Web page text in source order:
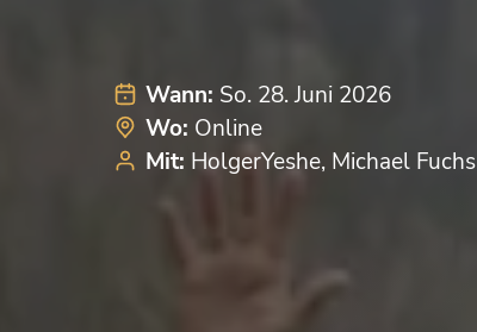
Wann: So. 28. Juni 2026
Wo: Online
Mit: HolgerYeshe Michael Fuchs